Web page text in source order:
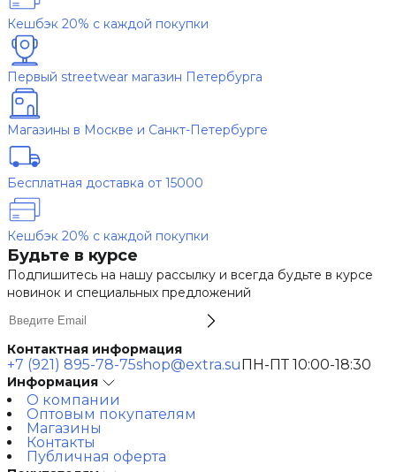
Кешбэк 20% с каждой покупки
Первый streetwear магазин Петербурга
Магазины в Москве и Санкт-Петербурге
Бесплатная доставка от 15000
Кешбэк 20% с каждой покупки
Будьте в курсе
Подпишитесь на нашу рассылку и всегда будьте в курсе
новинок и специальных предложений
Контактная информация
+7 (921) 895-78-75shop@extra.suПН-ПТ 10:00-18:30
Информация
О компании
Оптовым покупателям
Магазины
Контакты
Публичная оферта